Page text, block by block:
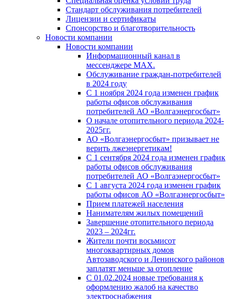
Стандарт обслуживания потребителей
Лицензии и сертификаты
Спонсорство и благотворительность
Новости компании
Новости компании
Информационный канал в
мессенджере MAX.
Обслуживание граждан-потребителей
в 2024 году
С 1 ноября 2024 года изменен график
работы офисов обслуживания
потребителей АО «Волгаэнергосбыт»
О начале отопительного периода 2024-
2025гг.
АО «Волгаэнергосбыт» призывает не
верить лжеэнергетикам!
С 1 сентября 2024 года изменен график
работы офисов обслуживания
потребителей АО «Волгаэнергосбыт»
С 1 августа 2024 года изменен график
работы офисов АО «Волгаэнергосбыт»
Прием платежей населения
Нанимателям жилых помещений
Завершение отопительного периода
2023 – 2024гг.
Жители почти восьмисот
многоквартирных домов
Автозаводского и Ленинского районов
заплатят меньше за отопление
С 01.02.2024 новые требования к
оформлению жалоб на качество
электроснабжения